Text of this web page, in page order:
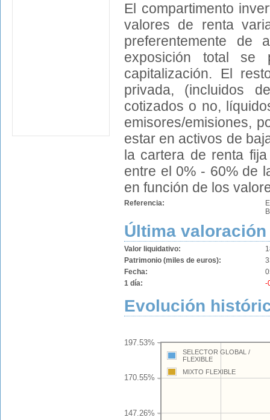
El compartimento
valores de renta
preferentemente
exposición total se
capitalización. El
privada, (incluidos
cotizados o no,
emisores/emisiones,
estar en activos de
la cartera de renta
entre el 0% - 60% de
en función de los
Referencia:
Última valoración
Valor liquidativo:
Patrimonio (miles de euros):
Fecha:
1 día:
-
Evolución
147.26%
170.55%
197.53%
SELECTOR GLOBAL /
FLEXIBLE
MIXTO FLEXIBLE